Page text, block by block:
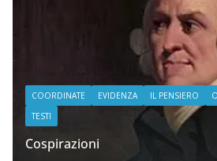
COORDINATE EVIDENZA IL PENSIERO
TESTI
Cospirazioni